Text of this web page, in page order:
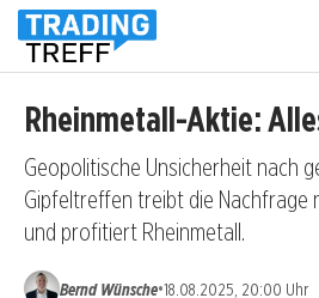
Rheinmetall-Aktie:
Geopolitische Unsicherheit nach
Gipfeltreffen treibt die Nachfrage
und profitiert Rheinmetall.
Bernd Wünsche•18.08.2025, 20:00 Uhr